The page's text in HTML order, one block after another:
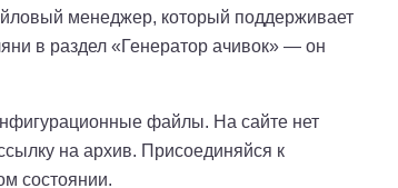
менеджер, который поддерживает
в раздел «Генератор ачивок» — он
файлы. На сайте нет
на архив. Присоединяйся к
состоянии.